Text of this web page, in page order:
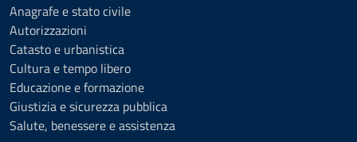
Anagrafe e stato civile
Autorizzazioni
Catasto e urbanistica
Cultura e tempo libero
Educazione e formazione
Giustizia e sicurezza pubblica
Salute, benessere e assistenza